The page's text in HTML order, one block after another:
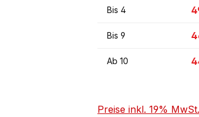
Bis 4
Bis 9
Ab 10
Preise inkl. 19%